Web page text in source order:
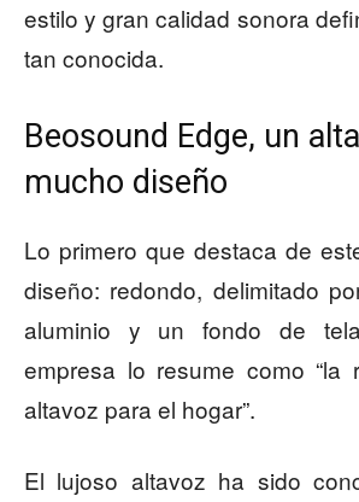
estilo y gran calidad sonora
tan conocida.
Beosound Edge, un
mucho diseño
Lo primero que destaca de
diseño: redondo, delimitado
aluminio y un fondo de
empresa lo resume como “la
altavoz para el hogar”.
El lujoso altavoz ha sido